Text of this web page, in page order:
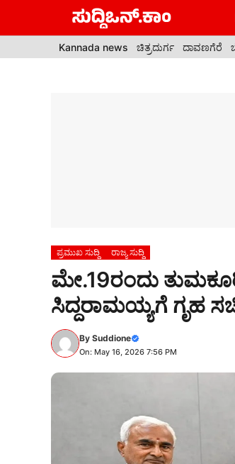
Kannada news ಚಿತ್ರದುರ್ಗ ದಾವಣಗೆರೆ
ಪ್ರಮುಖ ಸುದ್ದಿ ರಾಜ್ಯ ಸುದ್ದಿ
ಮೇ.19ರಂದು
ಸಿದ್ದರಾಮಯ್ಯಗೆ ಗೃಹ
By Suddione
On: May 16, 2026 7:56 PM